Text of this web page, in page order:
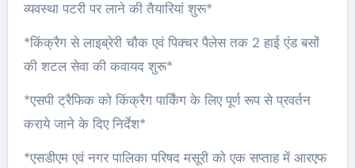
व्यवस्था पटरी पर लाने की तैयारियां शुरू*
*किंक्रैग से लाइब्रेरी चौक एवं पिक्चर पैलेस तक 2 हाई एंड बसों
की शटल सेवा की कवायद शुरू*
*एसपी ट्रैफिक को किंक्रैग पार्किंग के लिए पूर्ण रूप से प्रवर्तन
कराये जाने के दिए निर्देश*
*एसडीएम एवं नगर पालिका परिषद मसूरी को एक सप्ताह में आरएफ